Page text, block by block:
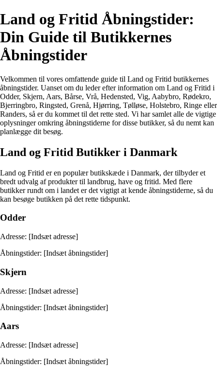
Land og Fritid Åbningstider:
Din Guide til Butikkernes
Åbningstider
Velkommen til vores omfattende guide til Land og Fritid butikkernes
åbningstider. Uanset om du leder efter information om Land og Fritid i
Odder, Skjern, Aars, Bårse, Vrå, Hedensted, Vig, Aabybro, Rødekro,
Bjerringbro, Ringsted, Grenå, Hjørring, Tølløse, Holstebro, Ringe eller
Randers, så er du kommet til det rette sted. Vi har samlet alle de vigtige
oplysninger omkring åbningstiderne for disse butikker, så du nemt kan
planlægge dit besøg.
Land og Fritid Butikker i Danmark
Land og Fritid er en populær butikskæde i Danmark, der tilbyder et
bredt udvalg af produkter til landbrug, have og fritid. Med flere
butikker rundt om i landet er det vigtigt at kende åbningstiderne, så du
kan besøge butikken på det rette tidspunkt.
Odder
Adresse: [Indsæt adresse]
Åbningstider: [Indsæt åbningstider]
Skjern
Adresse: [Indsæt adresse]
Åbningstider: [Indsæt åbningstider]
Aars
Adresse: [Indsæt adresse]
Åbningstider: [Indsæt åbningstider]